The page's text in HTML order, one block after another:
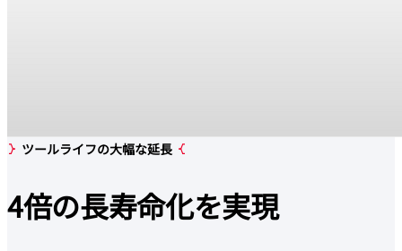
ツールライフの大幅な延長
4倍の長寿命化を実現